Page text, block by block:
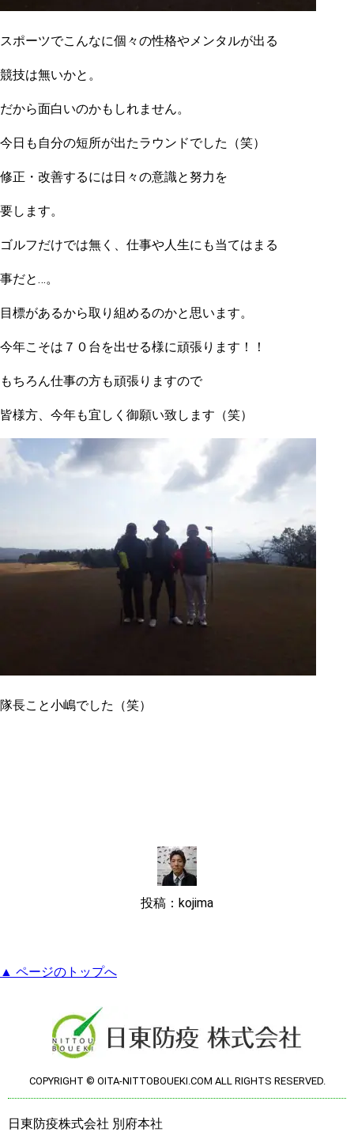
スポーツでこんなに個々の性格やメンタルが出る
競技は無いかと。
だから面白いのかもしれません。
今日も自分の短所が出たラウンドでした（笑）
修正・改善するには日々の意識と努力を
要します。
ゴルフだけでは無く、仕事や人生にも当てはまる
事だと…。
目標があるから取り組めるのかと思います。
今年こそは７０台を出せる様に頑張ります！！
もちろん仕事の方も頑張りますので
皆様方、今年も宜しく御願い致します（笑）
隊長こと小嶋でした（笑）
投稿：kojima
▲ ページのトップへ
COPYRIGHT © OITA-NITTOBOUEKI.COM ALL RIGHTS RESERVED.
日東防疫株式会社 別府本社